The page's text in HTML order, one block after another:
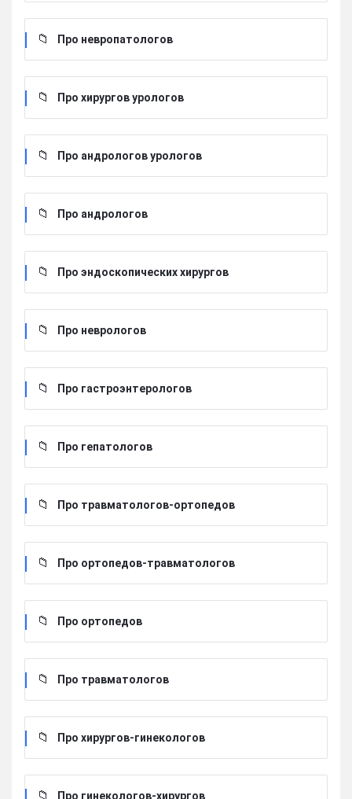
Про невропатологов
Про хирургов урологов
Про андрологов урологов
Про андрологов
Про эндоскопических хирургов
Про неврологов
Про гастроэнтерологов
Про гепатологов
Про травматологов-ортопедов
Про ортопедов-травматологов
Про ортопедов
Про травматологов
Про хирургов-гинекологов
Про гинекологов-хирургов